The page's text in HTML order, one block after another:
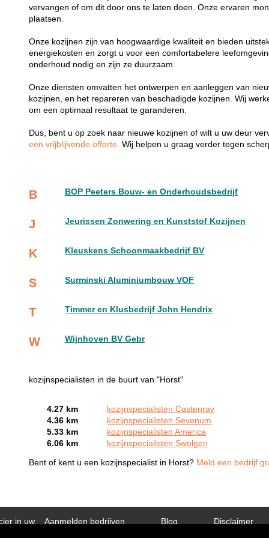
vervangen of om dit door ons te laten doen. Onze ervaren
plaatsen.
Onze kozijnen zijn van hoogwaardige kwaliteit en bieden
energiekosten en zorgt u voor een comfortabelere
onderhoud nodig en zijn ze duurzaam.
Onze diensten omvatten het ontwerpen en aanleggen van
kozijnen, en het repareren van beschadigde kozijnen. Wij
om een optimaal resultaat te garanderen.
Dus, bent u op zoek naar nieuwe kozijnen of wilt u uw deur
een vrijblijvende offerte.Wij helpen u graag verder tegen
B BOP Peeters Bouw- en Onderhoudsbedrijf
J Jeurissen Zonwering en Kunststof Kozijnen
K Kleuskens Schoonmaakbedrijf BV
S Surminski Aluminiumbouw VOF
T Timmer en Klusbedrijf John Hendrix
W Wijnhoven BV Gebr
kozijnspecialisten in de buurt van "Horst"
4.27 km
kozijnspecialisten Castenray
4.36 km
kozijnspecialisten Sevenum
5.33 km
kozijnspecialisten America
6.06 km
kozijnspecialisten Swolgen
Bent of kent u een kozijnspecialist in Horst? Meld een bedrijf
Disclaimer
Blog
Aanmelden bedrijven
in uw